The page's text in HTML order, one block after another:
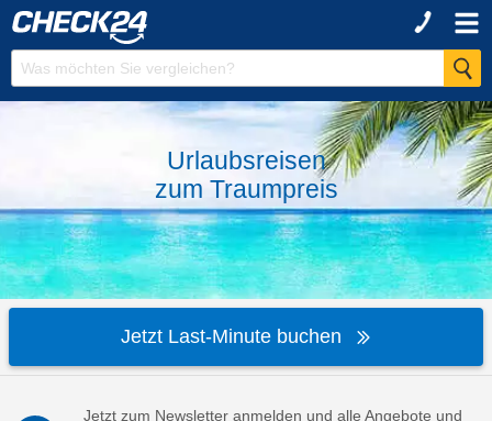
Urlaubsreisen
zum Traumpreis
Jetzt Last-Minute buchen
Jetzt zum Newsletter anmelden und alle Angebote und